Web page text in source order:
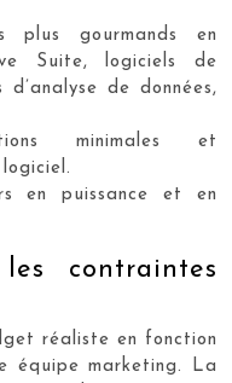
plus gourmands en
Suite, logiciels de
de données,
minimales et
en puissance et en
contraintes
réaliste en fonction
équipe marketing. La